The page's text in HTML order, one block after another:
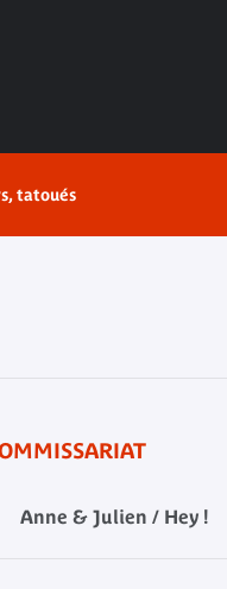
tatoués
Anne & Julien / Hey !